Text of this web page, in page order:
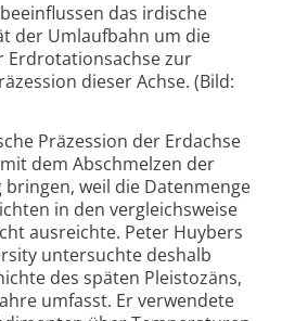
das irdische
der Umlaufbahn um die
Erdrotationsachse zur
dieser Achse. (Bild:
Präzession der Erdachse
dem Abschmelzen der
bringen, weil die Datenmenge
in den vergleichsweise
ausreichte. Peter Huybers
untersuchte deshalb
des späten Pleistozäns,
umfasst. Er verwendete